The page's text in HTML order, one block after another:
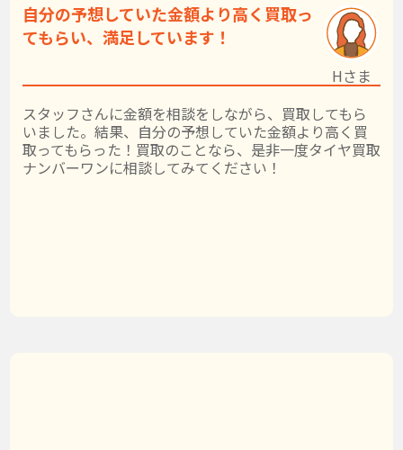
自分の予想していた金額より高く買取っ
てもらい、満足しています！
スタッフさんに金額を相談をしながら、買取してもら
いました。結果、自分の予想していた金額より高く買
取ってもらった！買取のことなら、是非一度タイヤ買取
ナンバーワンに相談してみてください！
Hさま